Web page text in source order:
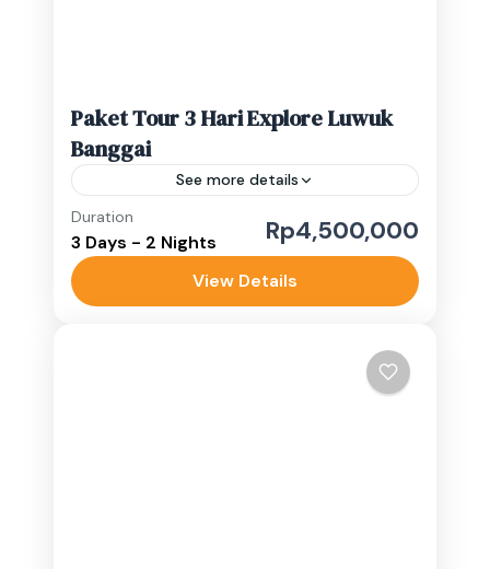
Paket Tour 3 Hari Explore Luwuk
Banggai
See more details
banggai islands Paisupok
Luwuk Banggai
Duration
3 Days - 2 Nights Rp4,500,000
View Details